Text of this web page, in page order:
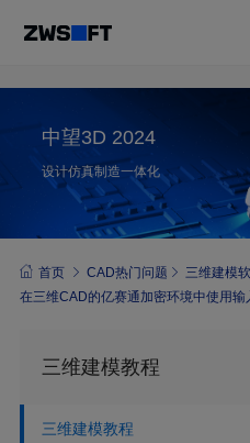
中望3D 2024
设计仿真制造一体化
首页 CAD热门问题 三维建模
在三维CAD的亿赛通加密环境中使用
三维建模教程
三维建模教程